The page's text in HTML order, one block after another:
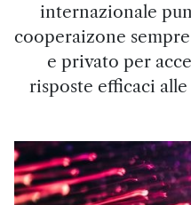
internazionale
cooperaizone
e privato per
risposte efficaci